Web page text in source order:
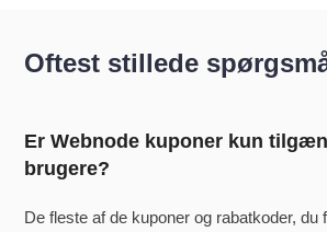
Oftest stillede
Er Webnode kuponer kun
brugere?
De fleste af de kuponer og rabatkoder, du